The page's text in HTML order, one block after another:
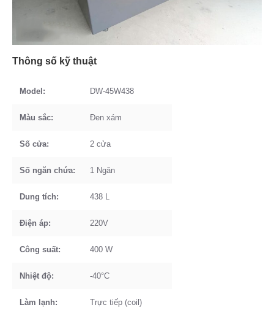
Thông số kỹ thuật
Model: DW-45W438
Màu sắc: Đen xám
Số cửa: 2 cửa
Số ngăn chứa: 1 Ngăn
Dung tích: 438 L
Điện áp: 220V
Công suất: 400 W
Nhiệt độ: -40°C
Làm lạnh: Trực tiếp (coil)